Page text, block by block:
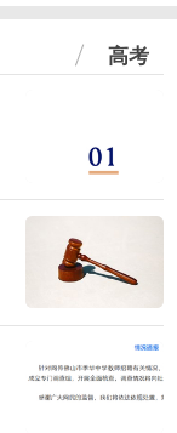
高考